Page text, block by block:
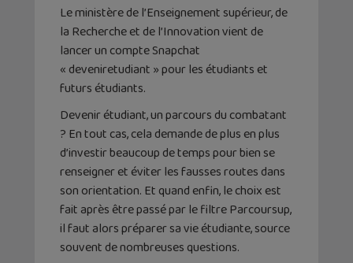
Le ministère de l’Enseignement supérieur, de
la Recherche et de l’Innovation vient de
lancer un compte Snapchat
« deveniretudiant » pour les étudiants et
futurs étudiants.
Devenir étudiant, un parcours du combatant
? En tout cas, cela demande de plus en plus
d’investir beaucoup de temps pour bien se
renseigner et éviter les fausses routes dans
son orientation. Et quand enfin, le choix est
fait après être passé par le filtre Parcoursup,
il faut alors préparer sa vie étudiante, source
souvent de nombreuses questions.